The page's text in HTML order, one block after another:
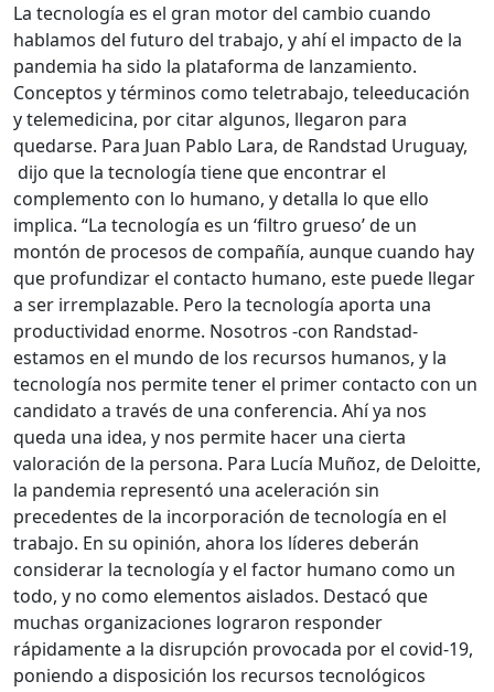
La tecnología es el gran motor del cambio cuando
hablamos del futuro del trabajo, y ahí el impacto de la
pandemia ha sido la plataforma de lanzamiento.
Conceptos y términos como teletrabajo, teleeducación
y telemedicina, por citar algunos, llegaron para
quedarse. Para Juan Pablo Lara, de Randstad Uruguay,
dijo que la tecnología tiene que encontrar el
complemento con lo humano, y detalla lo que ello
implica. “La tecnología es un ‘filtro grueso’ de un
montón de procesos de compañía, aunque cuando hay
que profundizar el contacto humano, este puede llegar
a ser irremplazable. Pero la tecnología aporta una
productividad enorme. Nosotros -con Randstad-
estamos en el mundo de los recursos humanos, y la
tecnología nos permite tener el primer contacto con un
candidato a través de una conferencia. Ahí ya nos
queda una idea, y nos permite hacer una cierta
valoración de la persona. Para Lucía Muñoz, de Deloitte,
la pandemia representó una aceleración sin
precedentes de la incorporación de tecnología en el
trabajo. En su opinión, ahora los líderes deberán
considerar la tecnología y el factor humano como un
todo, y no como elementos aislados. Destacó que
muchas organizaciones lograron responder
rápidamente a la disrupción provocada por el covid-19,
poniendo a disposición los recursos tecnológicos